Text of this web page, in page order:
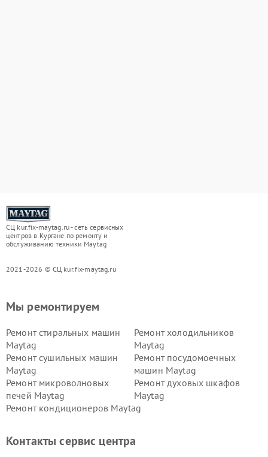
СЦ kur.fix-maytag.ru - сеть сервисных
центров в Кургане по ремонту и
обслуживанию техники Maytag
2021-2026 © СЦ kur.fix-maytag.ru
Мы ремонтируем
Ремонт стиральных машин
Maytag
Ремонт холодильников
Maytag
Ремонт сушильных машин
Maytag
Ремонт посудомоечных
машин Maytag
Ремонт микроволновых
печей Maytag
Ремонт духовых шкафов
Maytag
Ремонт кондиционеров Maytag
Контакты сервис центра